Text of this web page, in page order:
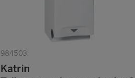
984503
Katrin